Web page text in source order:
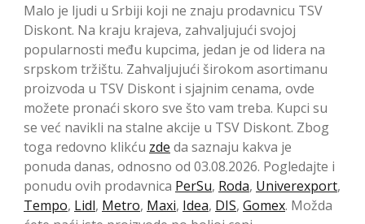
Malo je ljudi u Srbiji koji ne znaju prodavnicu TSV
Diskont. Na kraju krajeva, zahvaljujući svojoj
popularnosti među kupcima, jedan je od lidera na
srpskom tržištu. Zahvaljujući širokom asortimanu
proizvoda u TSV Diskont i sjajnim cenama, ovde
možete pronaći skoro sve što vam treba. Kupci su
se već navikli na stalne akcije u TSV Diskont. Zbog
toga redovno klikću zde da saznaju kakva je
ponuda danas, odnosno od 03.08.2026. Pogledajte i
ponudu ovih prodavnica PerSu, Roda, Univerexport,
Tempo, Lidl, Metro, Maxi, Idea, DIS, Gomex. Možda